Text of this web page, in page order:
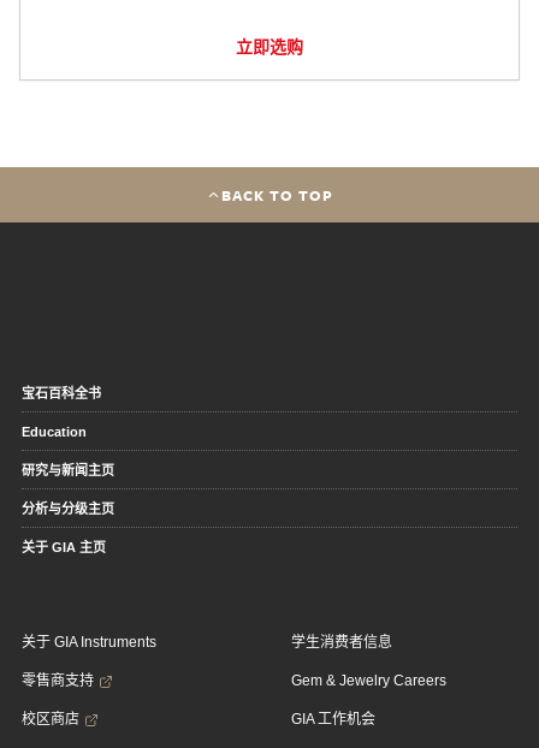
立即选购
BACK TO TOP
宝石百科全书
Education
研究与新闻主页
分析与分级主页
关于 GIA 主页
关于 GIA Instruments
零售商支持
校区商店
学生消费者信息
Gem & Jewelry Careers
GIA 工作机会